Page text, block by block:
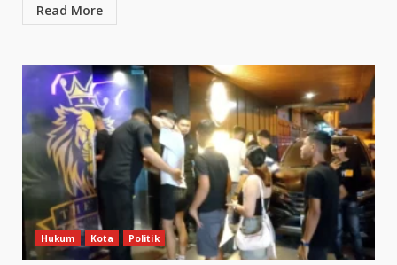
Read More
Hukum Kota Politik